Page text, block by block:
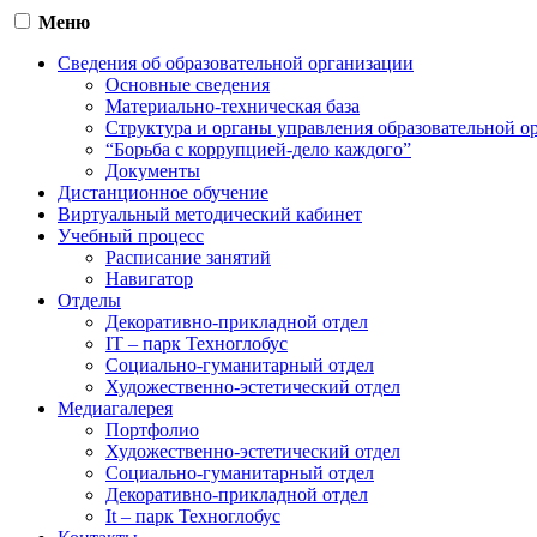
Меню
Сведения об образовательной организации
Основные сведения
Материально-техническая база
Структура и органы управления образовательной
“Борьба с коррупцией-дело каждого”
Документы
Дистанционное обучение
Виртуальный методический кабинет
Учебный процесс
Расписание занятий
Навигатор
Отделы
Декоративно-прикладной отдел
IT – парк Техноглобус
Социально-гуманитарный отдел
Художественно-эстетический отдел
Медиагалерея
Портфолио
Художественно-эстетический отдел
Социально-гуманитарный отдел
Декоративно-прикладной отдел
It – парк Техноглобус